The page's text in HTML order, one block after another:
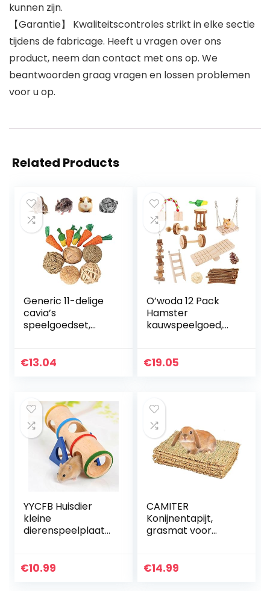
kunnen zijn.
【Garantie】 Kwaliteitscontroles strikt in elke sectie
tijdens de fabricage. Heeft u vragen over ons
product, neem dan contact met ons op. We
beantwoorden graag vragen en lossen problemen
voor u op.
Related Products
Generic 11-delige
cavia’s
speelgoedset,
huisdierspeelgoed,
€13.04
O’woda 12 Pack
Hamster
kauwspeelgoed,
speelspeelgoed
€19.05
YYCFB Huisdier
kleine
dierenspeelplaats
kleine dieren
€10.99
CAMITER
Konijnentapijt,
grasmat voor
natuurlijk
€14.99